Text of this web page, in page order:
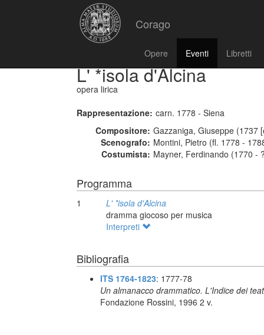
Corago
Opere Eventi Libretti
L' *isola d'Alcina
opera lirica
Rappresentazione: carn. 1778 - Siena
Compositore: Gazzaniga, Giuseppe (1737
Scenografo: Montini, Pietro (fl. 1778 -
Costumista: Mayner, Ferdinando (1770 -
Programma
1
L' *isola d'Alcina
dramma giocoso per musica
Interpreti
Bibliografia
ITS 1764-1823: 1777-78
Un almanacco drammatico. L'Indice dei
Fondazione Rossini, 1996 2 v.